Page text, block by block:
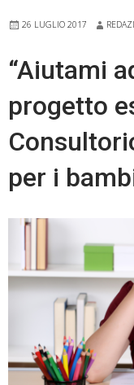
26 LUGLIO 2017
“Aiutami
progetto
per i